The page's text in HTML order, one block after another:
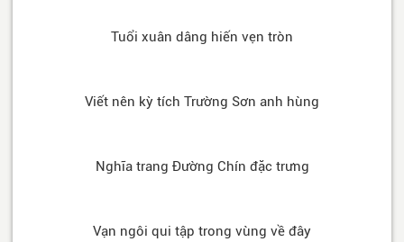
Tuổi xuân dâng hiến vẹn tròn
Viết nên kỳ tích Trường Sơn anh hùng
Nghĩa trang Đường Chín đặc trưng
Vạn ngôi qui tập trong vùng về đây